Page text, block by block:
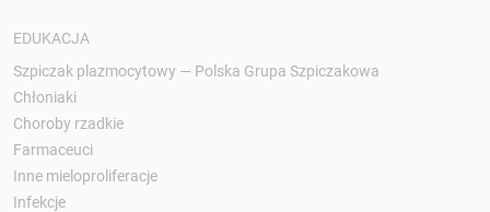
EDUKACJA
Szpiczak plazmocytowy — Polska Grupa Szpiczakowa
Chłoniaki
Choroby rzadkie
Farmaceuci
Inne mieloproliferacje
Infekcje